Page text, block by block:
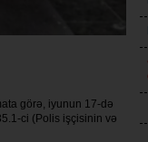
görə, iyunun 17-də
ci (Polis işçisinin və